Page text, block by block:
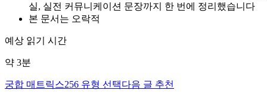
실, 실전 커뮤니케이션 문장까지 한 번에 정리했습니다
본 문서는 오락적
예상 읽기 시간
약 3분
궁합 매트릭스256 유형 선택다음 글 추천